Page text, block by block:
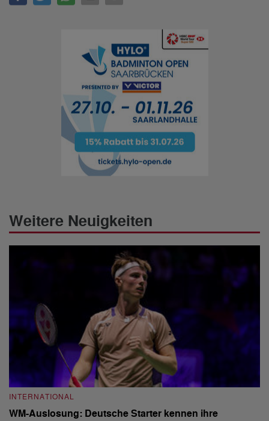
Weitere Neuigkeiten
INTERNATIONAL
WM-Auslosung: Deutsche Starter kennen ihre